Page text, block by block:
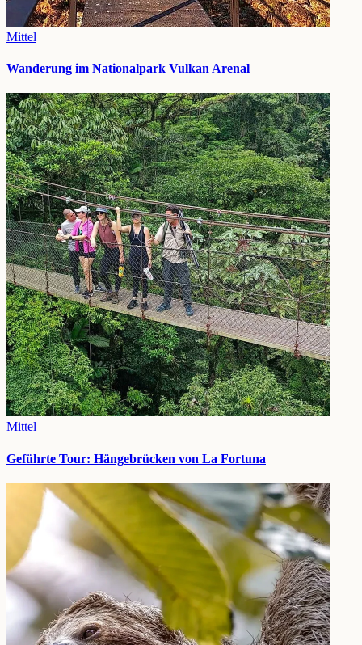
Mittel
Wanderung im Nationalpark Vulkan Arenal
Mittel
Geführte Tour: Hängebrücken von La Fortuna